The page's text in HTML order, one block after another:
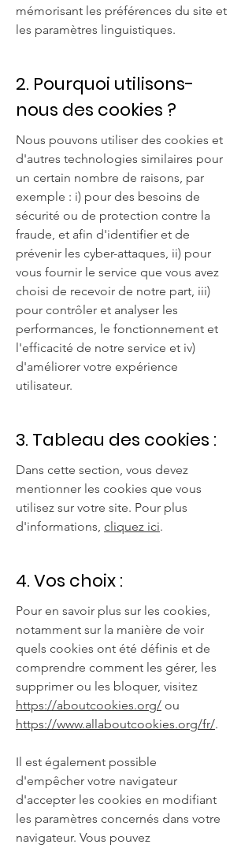
mémorisant les préférences du site et
les paramètres linguistiques.
2. Pourquoi utilisons-
nous des cookies ?
Nous pouvons utiliser des cookies et
d'autres technologies similaires pour
un certain nombre de raisons, par
exemple : i) pour des besoins de
sécurité ou de protection contre la
fraude, et afin d'identifier et de
prévenir les cyber-attaques, ii) pour
vous fournir le service que vous avez
choisi de recevoir de notre part, iii)
pour contrôler et analyser les
performances, le fonctionnement et
l'efficacité de notre service et iv)
d'améliorer votre expérience
utilisateur.
3. Tableau des cookies :
Dans cette section, vous devez
mentionner les cookies que vous
utilisez sur votre site. Pour plus
d'informations, cliquez ici.
4. Vos choix :
Pour en savoir plus sur les cookies,
notamment sur la manière de voir
quels cookies ont été définis et de
comprendre comment les gérer, les
supprimer ou les bloquer, visitez
https://aboutcookies.org/ ou
https://www.allaboutcookies.org/fr/.
Il est également possible
d'empêcher votre navigateur
d'accepter les cookies en modifiant
les paramètres concernés dans votre
navigateur. Vous pouvez